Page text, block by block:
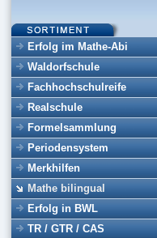
Erfolg im Mathe-Abi
Waldorfschule
Fachhochschulreife
Realschule
Formelsammlung
Periodensystem
Merkhilfen
Mathe bilingual
Erfolg in BWL
TR / GTR / CAS